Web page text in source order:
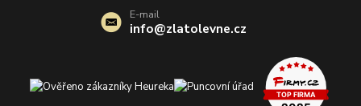
E-mail
info@zlatolevne.cz